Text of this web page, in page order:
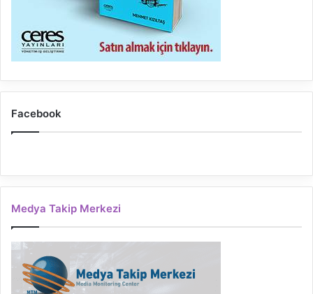
Facebook
Medya Takip Merkezi